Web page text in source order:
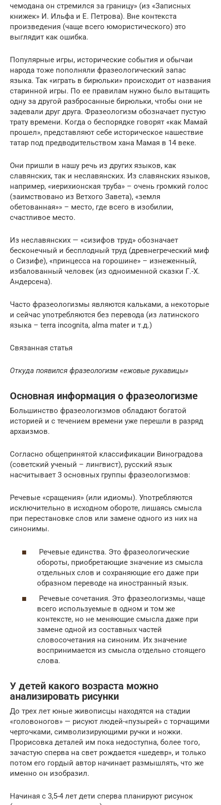
чемодана он стремился за границу» (из «Записных
книжек» И. Ильфа и Е. Петрова). Вне контекста
произведения (чаще всего юмористического) это
выглядит как ошибка.
Популярные игры, исторические события и обычаи
народа тоже пополняли фразеологический запас
языка. Так «играть в бирюльки» происходит от названия
старинной игры. По ее правилам нужно было вытащить
одну за другой разбросанные бирюльки, чтобы они не
задевали друг друга. Фразеологизм обозначает пустую
трату времени. Когда о беспорядке говорят «как Мамай
прошел», представляют себе историческое нашествие
татар под предводительством хана Мамая в 14 веке.
Они пришли в нашу речь из других языков, как
славянских, так и неславянских. Из славянских языков,
например, «иерихионская труба» – очень громкий голос
(заимствовано из Ветхого Завета), «земля
обетованная»» – место, где всего в изобилии,
счастливое место.
Из неславянских — «сизифов труд» обозначает
бесконечный и бесплодный труд (древнегреческий миф
о Сизифе), «принцесса на горошине» – изнеженный,
избалованный человек (из одноименной сказки Г.-Х.
Андерсена).
Часто фразеологизмы являются кальками, а некоторые
и сейчас употребляются без перевода (из латинского
языка – terra incognita, alma mater и т.д.)
Связанная статья
Откуда появился фразеологизм «ежовые рукавицы»
Основная информация о фразеологизме
Большинство фразеологизмов обладают богатой
историей и с течением времени уже перешли в разряд
архаизмов.
Согласно общепринятой классификации Виноградова
(советский ученый – лингвист), русский язык
насчитывает 3 основных группы фразеологизмов:
Речевые «сращения» (или идиомы). Употребляются
исключительно в исходном обороте, лишаясь смысла
при перестановке слов или замене одного из них на
синонимы.
Речевые единства. Это фразеологические
обороты, приобретающие значение из смысла
отдельных слов и сохраняющие его даже при
образном переводе на иностранный язык.
Речевые сочетания. Это фразеологизмы, чаще
всего используемые в одном и том же
контексте, но не меняющие смысла даже при
замене одной из составных частей
словосочетания на синоним. Их значение
воспринимается из смысла отдельно стоящего
слова.
У детей какого возраста можно
анализировать рисунки
До трех лет юные живописцы находятся на стадии
«головоногов» — рисуют людей-«пузырей» с торчащими
черточками, символизирующими ручки и ножки.
Прорисовка деталей им пока недоступна, более того,
зачастую сперва на свет рождается «шедевр», и только
потом его гордый автор начинает размышлять, что же
именно он изобразил.
Начиная с 3,5-4 лет дети сперва планируют рисунок